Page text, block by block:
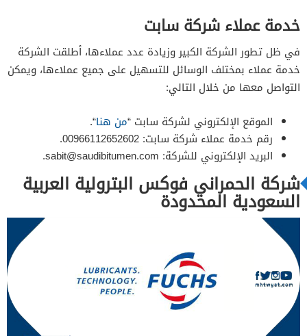
خدمة عملاء شركة سابت
في ظل تطور الشركة الكبير وزيادة عدد عملاءها، أطلقت الشركة
خدمة عملاء بمختلف الوسائل للتسهيل على جميع عملاءها، ويمكن
التواصل معها من خلال التالي:
الموقع الإلكتروني لشركة سابت “من هنا“.
رقم خدمة عملاء شركة سابت: 00966112652602.
البريد الإلكتروني للشركة: sabit@saudibitumen.com
.
شركة الحمراني فوكس البترولية العربية
السعودية المحدودة